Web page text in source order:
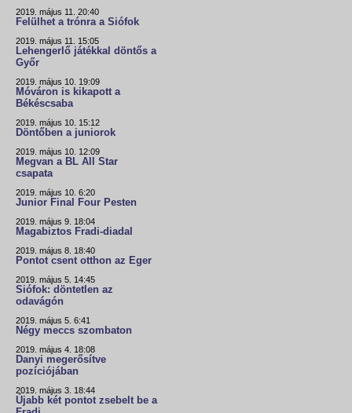
2019. május 11. 20:40
Felülhet a trónra a Siófok
2019. május 11. 15:05
Lehengerlő játékkal döntős a
Győr
2019. május 10. 19:09
Móváron is kikapott a
Békéscsaba
2019. május 10. 15:12
Döntőben a juniorok
2019. május 10. 12:09
Megvan a BL All Star
csapata
2019. május 10. 6:20
Junior Final Four Pesten
2019. május 9. 18:04
Magabiztos Fradi-diadal
2019. május 8. 18:40
Pontot csent otthon az Eger
2019. május 5. 14:45
Siófok: döntetlen az
odavágón
2019. május 5. 6:41
Négy meccs szombaton
2019. május 4. 18:08
Danyi megerősítve
pozíciójában
2019. május 3. 18:44
Újabb két pontot zsebelt be a